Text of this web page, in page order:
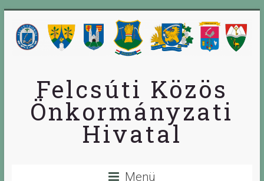
Felcsúti Közös
Önkormányzati
Hivatal
Menü